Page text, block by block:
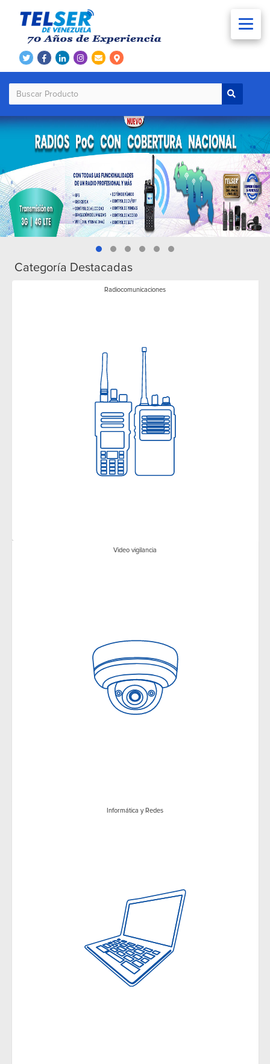
Categoría Destacadas
Radiocomunicaciones
Video vigilancia
Informática y Redes